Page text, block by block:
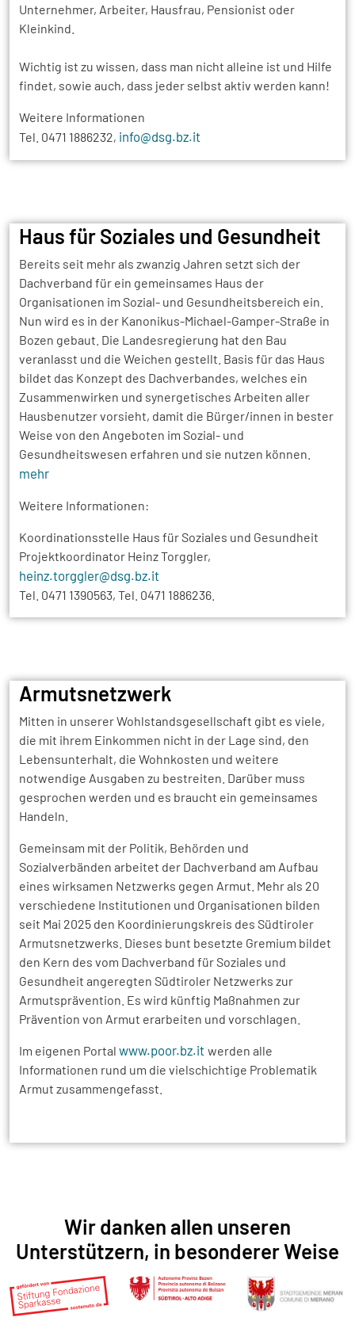
Unternehmer, Arbeiter, Hausfrau, Pensionist oder
Kleinkind.
Wichtig ist zu wissen, dass man nicht alleine ist und Hilfe
findet, sowie auch, dass jeder selbst aktiv werden kann!
Weitere Informationen
Tel. 0471 1886232, info@dsg.bz.it
Haus für Soziales und Gesundheit
Bereits seit mehr als zwanzig Jahren setzt sich der
Dachverband für ein gemeinsames Haus der
Organisationen im Sozial- und Gesundheitsbereich ein.
Nun wird es in der Kanonikus-Michael-Gamper-Straße in
Bozen gebaut. Die Landesregierung hat den Bau
veranlasst und die Weichen gestellt. Basis für das Haus
bildet das Konzept des Dachverbandes, welches ein
Zusammenwirken und synergetisches Arbeiten aller
Hausbenutzer vorsieht, damit die Bürger/innen in bester
Weise von den Angeboten im Sozial- und
Gesundheitswesen erfahren und sie nutzen können.
mehr
Weitere Informationen:
Koordinationsstelle Haus für Soziales und Gesundheit
Projektkoordinator Heinz Torggler,
heinz.torggler@dsg.bz.it
Tel. 0471 1390563, Tel. 0471 1886236.
Armutsnetzwerk
Mitten in unserer Wohlstandsgesellschaft gibt es viele,
die mit ihrem Einkommen nicht in der Lage sind, den
Lebensunterhalt, die Wohnkosten und weitere
notwendige Ausgaben zu bestreiten. Darüber muss
gesprochen werden und es braucht ein gemeinsames
Handeln.
Gemeinsam mit der Politik, Behörden und
Sozialverbänden arbeitet der Dachverband am Aufbau
eines wirksamen Netzwerks gegen Armut. Mehr als 20
verschiedene Institutionen und Organisationen bilden
seit Mai 2025 den Koordinierungskreis des Südtiroler
Armutsnetzwerks. Dieses bunt besetzte Gremium bildet
den Kern des vom Dachverband für Soziales und
Gesundheit angeregten Südtiroler Netzwerks zur
Armutsprävention. Es wird künftig Maßnahmen zur
Prävention von Armut erarbeiten und vorschlagen.
Im eigenen Portal www.poor.bz.it werden alle
Informationen rund um die vielschichtige Problematik
Armut zusammengefasst.
Wir danken allen unseren
Unterstützern, in besonderer Weise